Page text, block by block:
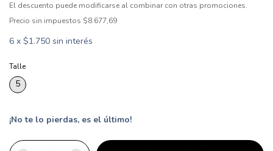
El descuento puede modificarse al combinar con otras promociones.
Precio sin impuestos $8.677,69
6 x $1.750 sin interés
Talle
5
¡No te lo pierdas, es el último!